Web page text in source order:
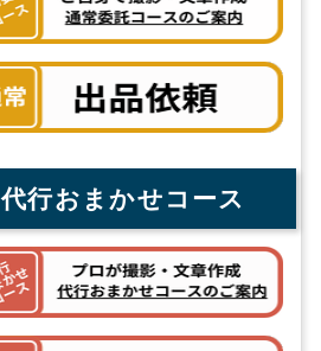
代行おまかせコース